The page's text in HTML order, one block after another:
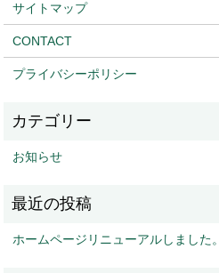
サイトマップ
CONTACT
プライバシーポリシー
お知らせ
ホームページリニューアルしました。